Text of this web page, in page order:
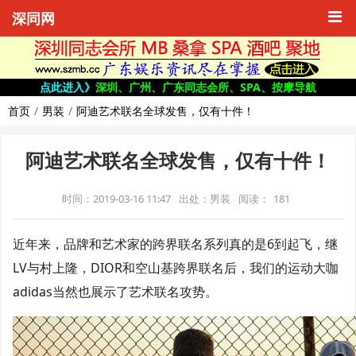
深同网
点此进入》 深圳、广州、广东同志会所、SPA、按摩导航
首页
男装 阿迪艺术联名全球发售，仅有十件！
阿迪艺术联名全球发售，仅有十件！
时间：2019-03-16 11:47 出处：男装 阅读： 181
近年来，品牌和艺术家的跨界联名系列真的是6到起飞，继
LV与村上隆，DIOR和空山基跨界联名后，我们的运动大咖
adidas当然也展示了艺术联名攻势。